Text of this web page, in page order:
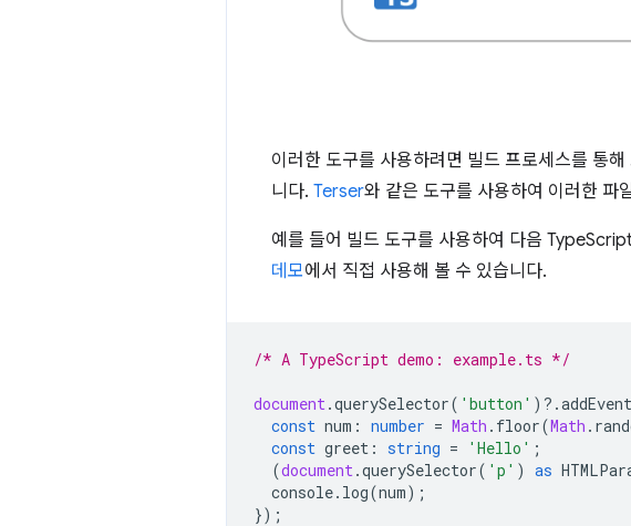
이러한 도구를 사용하려면 빌드 프로세스를 통
니다. Terser와 같은 도구를 사용하여 이러한 파
예를 들어 빌드 도구를 사용하여 다음
데모에서 직접 사용해 볼 수 있습니다.
/* A TypeScript demo: example.ts */
document.querySelector( 'button' ) ? .
const num : number = Math . floor(Math .
const greet : string = 'Hello' ;
(document.querySelector( 'p' ) as
console. log(num);
});